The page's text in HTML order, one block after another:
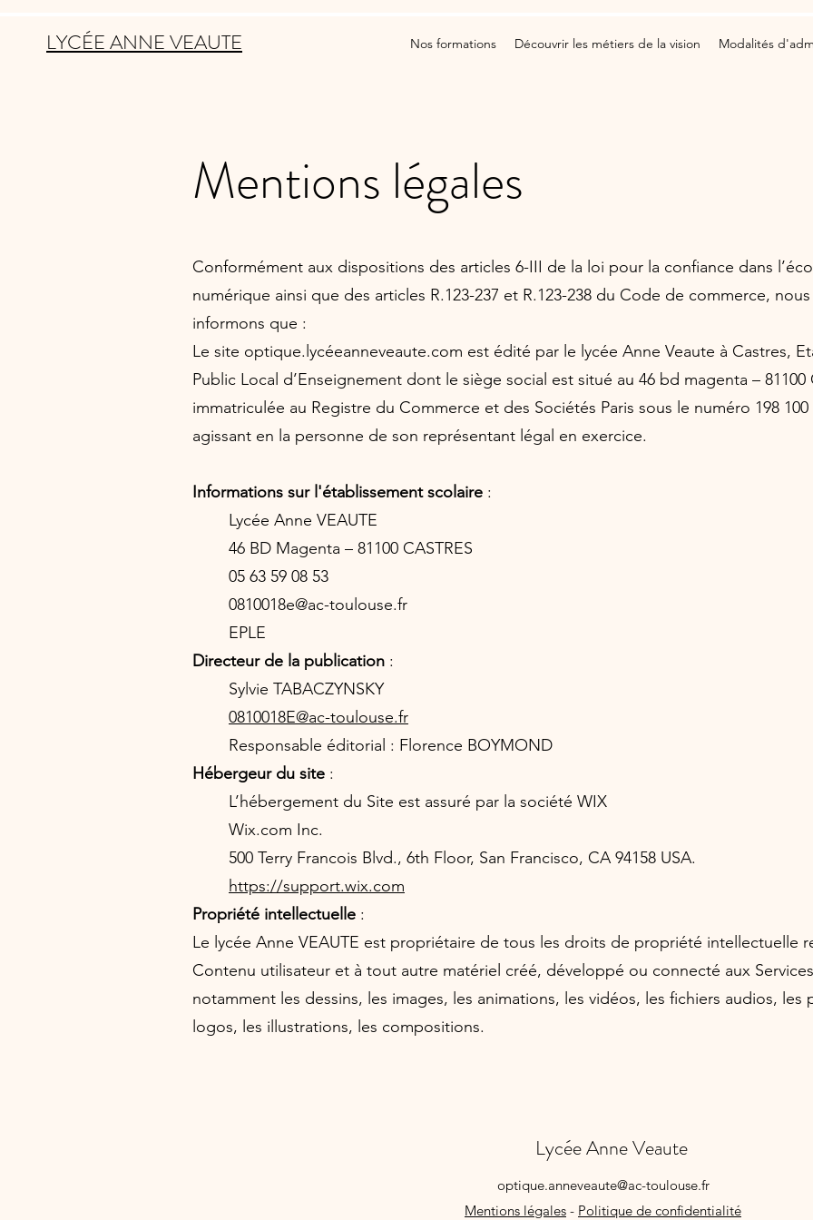
LYCÉE ANNE VEAUTE Nos formations Découvrir les métiers de la vision Modalités
Mentions légales
Conformément aux dispositions des articles 6-III de la loi pour la confiance dans
numérique ainsi que des articles R.123-237 et R.123-238 du Code de commerce,
informons que :
Le site optique.lycéeanneveaute.com est édité par le lycée Anne Veaute à Castres,
Public Local d’Enseignement dont le siège social est situé au 46 bd magenta – 81100
immatriculée au Registre du Commerce et des Sociétés Paris sous le numéro 198 100
agissant en la personne de son représentant légal en exercice.
Informations sur l'établissement scolaire :
Lycée Anne VEAUTE
46 BD Magenta – 81100 CASTRES
05 63 59 08 53
0810018e@ac-toulouse.fr
EPLE
Directeur de la publication :
Sylvie TABACZYNSKY
0810018E@ac-toulouse.fr
Responsable éditorial : Florence BOYMOND
Hébergeur du site :
L’hébergement du Site est assuré par la société WIX
Wix.com Inc.
500 Terry Francois Blvd., 6th Floor, San Francisco, CA 94158 USA.
https://support.wix.com
Propriété intellectuelle :
Le lycée Anne VEAUTE est propriétaire de tous les droits de propriété intellectuelle
Contenu utilisateur et à tout autre matériel créé, développé ou connecté aux
notamment les dessins, les images, les animations, les vidéos, les fichiers audios, les
logos, les illustrations, les compositions.
Lycée Anne Veaute
optique.anneveaute@ac-toulouse.fr
Mentions légales - Politique de confidentialité